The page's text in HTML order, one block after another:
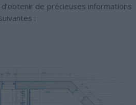
de précieuses informations
: